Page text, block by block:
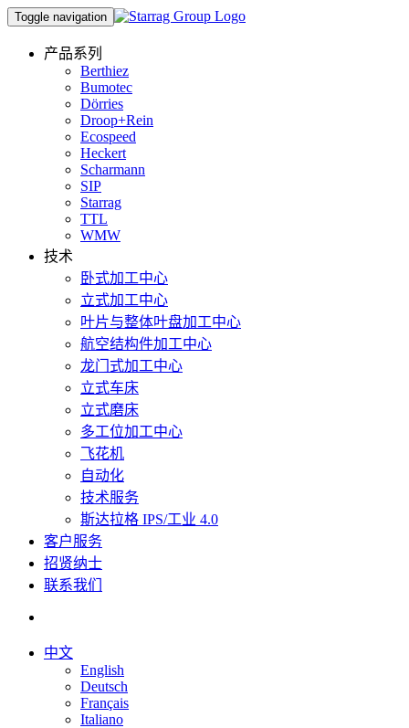
Toggle navigation
产品系列
Berthiez
Bumotec
Dörries
Droop+Rein
Ecospeed
Heckert
Scharmann
SIP
Starrag
TTL
WMW
技术
卧式加工中心
立式加工中心
叶片与整体叶盘加工中心
航空结构件加工中心
龙门式加工中心
立式车床
立式磨床
多工位加工中心
飞花机
自动化
技术服务
斯达拉格 IPS/工业 4.0
客户服务
招贤纳士
联系我们
中文
English
Deutsch
Français
Italiano